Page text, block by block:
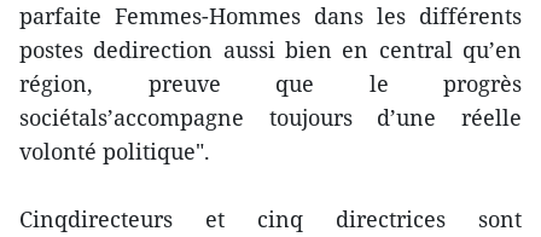
parfaite Femmes-Hommes dans les différents
postes dedirection aussi bien en central qu’en
région, preuve que le progrès
sociétals’accompagne toujours d’une réelle
volonté politique".
Cinqdirecteurs et cinq directrices sont